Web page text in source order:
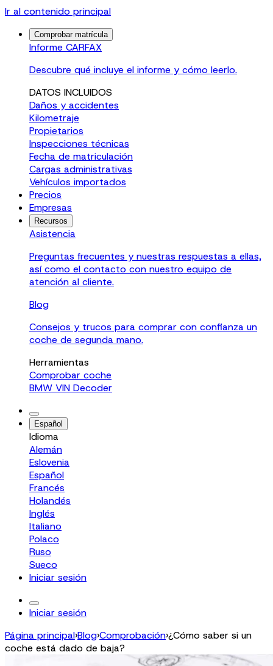
Ir al contenido principal
Comprobar matrícula
Informe CARFAX
Descubre qué incluye el informe y cómo leerlo.
DATOS INCLUIDOS
Daños y accidentes
Kilometraje
Propietarios
Inspecciones técnicas
Fecha de matriculación
Cargas administrativas
Vehículos importados
Precios
Empresas
Recursos
Asistencia
Preguntas frecuentes y nuestras respuestas a ellas,
así como el contacto con nuestro equipo de
atención al cliente.
Blog
Consejos y trucos para comprar con confianza un
coche de segunda mano.
Herramientas
Comprobar coche
BMW VIN Decoder
Español
Idioma
Alemán
Eslovenia
Español
Francés
Holandés
Inglés
Italiano
Polaco
Ruso
Sueco
Iniciar sesión
Iniciar sesión
Página principal›Blog›Comprobación›¿Cómo saber si un
coche está dado de baja?